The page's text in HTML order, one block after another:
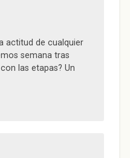
actitud de cualquier
semana tras
las etapas? Un